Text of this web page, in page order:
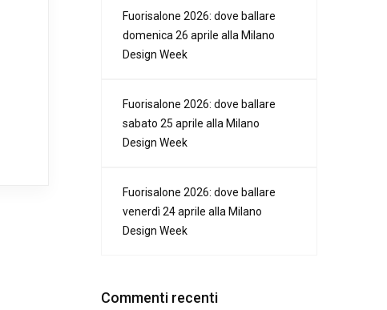
Fuorisalone 2026: dove ballare
domenica 26 aprile alla Milano
Design Week
Fuorisalone 2026: dove ballare
sabato 25 aprile alla Milano
Design Week
Fuorisalone 2026: dove ballare
venerdì 24 aprile alla Milano
Design Week
Commenti recenti